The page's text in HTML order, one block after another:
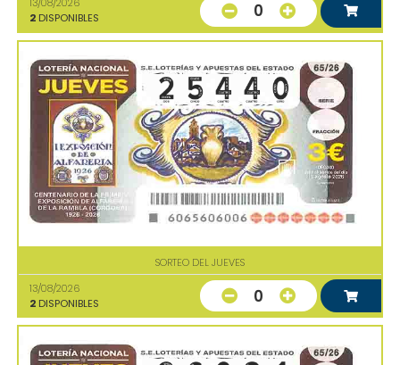
2 DISPONIBLES 0
SORTEO DEL JUEVES
13/08/2026
2 DISPONIBLES 0